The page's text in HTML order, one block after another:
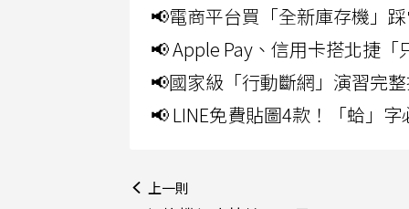
📢電商平台買「全新庫存機」
📢 Apple Pay、信用卡搭北捷
📢國家級「行動斷網」演習完
📢 LINE免費貼圖4款！「蛤」
上一則